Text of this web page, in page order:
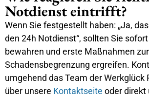
Notdienst eintrifft?
Wenn Sie festgestellt haben: „Ja,
den 24h Notdienst“, sollten Sie
bewahren und erste Maßnahmen zur
Schadensbegrenzung ergreifen.
umgehend das Team der Werkglück
über unsere Kontaktseite oder direkt